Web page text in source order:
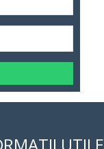
UTILE